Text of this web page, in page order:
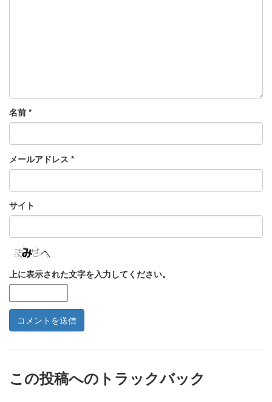
名前 *
メールアドレス *
サイト
上に表示された文字を入力してください。
この投稿へのトラックバック